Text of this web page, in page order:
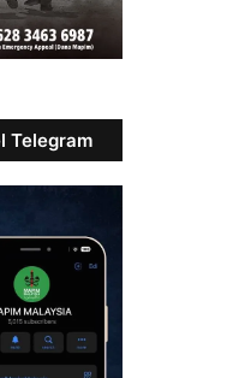
Telegram